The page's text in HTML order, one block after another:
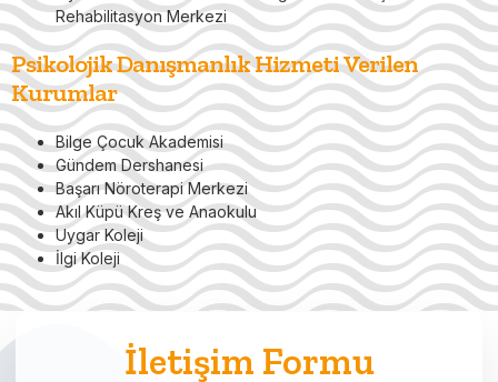
Rehabilitasyon Merkezi
Psikolojik Danışmanlık Hizmeti Verilen
Kurumlar
Bilge Çocuk Akademisi
Gündem Dershanesi
Başarı Nöroterapi Merkezi
Akıl Küpü Kreş ve Anaokulu
Uygar Koleji
İlgi Koleji
İletişim Formu